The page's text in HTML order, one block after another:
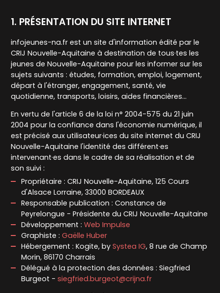
1. PRÉSENTATION DU SITE INTERNET
infojeunes-na.fr est un site d'information édité par le
CRIJ Nouvelle-Aquitaine à destination de tous·tes les
jeunes de Nouvelle-Aquitaine pour les informer sur les
sujets suivants : études, formation, emploi, logement,
départ à l'étranger, engagement, santé, vie
quotidienne, transports, loisirs, aides financières...
En vertu de l'article 6 de la loi n° 2004-575 du 21 juin
2004 pour la confiance dans l'économie numérique, il
est précisé aux utilisateur·ices du site internet du CRIJ
Nouvelle-Aquitaine l'identité des différent·es
intervenant·es dans le cadre de sa réalisation et de
son suivi :
Propriétaire : CRIJ Nouvelle-Aquitaine, 125 Cours
d'Alsace Lorraine, 33000 BORDEAUX
Responsable publication : Constance de
Peyrelongue - Présidente du CRIJ Nouvelle-Aquitaine
Développement :Web Impulse
Graphiste :Gaëlle Huber
Hébergement : Kogite, bySystea IG, 8 rue de Champ
Morin, 86170 Charrais
Délégué à la protection des données : Siegfried
Burgeot -siegfried.burgeot@crijna.fr